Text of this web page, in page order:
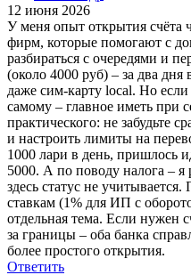
12 июня 2026
У меня опыт открытия счёта
фирм, которые помогают с
разбираться с очередями и
(около 4000 руб) – за два дня
даже сим-карту local. Но
самому – главное иметь при
практического: не забудьте
и настроить лимиты на
1000 лари в день, пришлось
5000. А по поводу налога –
здесь статус не
ставкам (1% для ИП с
отдельная тема. Если нужен
за границы – оба банка
более простого открытия.
Ответить